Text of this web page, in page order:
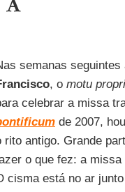
semanas
, o motu
celebrar a missa
de 2007,
rito antigo. Grande
o que fez: a
cisma está no ar